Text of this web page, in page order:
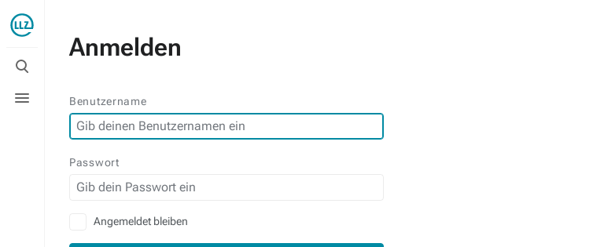
Suche
umschalten
umschalten
Anmelden
Benutzername
Passwort
Angemeldet bleiben